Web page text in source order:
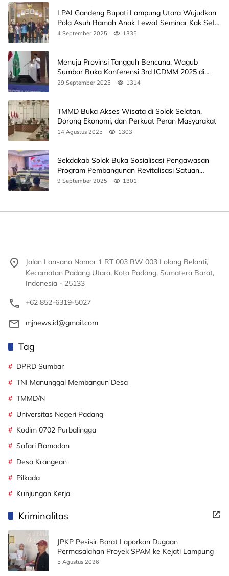
LPAI Gandeng Bupati Lampung Utara Wujudkan
Pola Asuh Ramah Anak Lewat Seminar Kak Seto,
Ini Jadwalnya
4 September 2025 1335
Menuju Provinsi Tangguh Bencana, Wagub
Sumbar Buka Konferensi 3rd ICDMM 2025 di
Unand
29 September 2025 1314
TMMD Buka Akses Wisata di Solok Selatan,
Dorong Ekonomi, dan Perkuat Peran Masyarakat
14 Agustus 2025 1303
Sekdakab Solok Buka Sosialisasi Pengawasan
Program Pembangunan Revitalisasi Satuan
Pendidikan
9 September 2025 1301
Jalan Lansano Nomor 1 RT 003 RW 003 Lolong Belanti,
Kecamatan Padang Utara, Kota Padang, Sumatera Barat,
Indonesia - 25133
+62 852-6319-5027
mjnews.id@gmail.com
Tag
DPRD Sumbar
TNI Manunggal Membangun Desa
TMMD/N
Universitas Negeri Padang
Kodim 0702 Purbalingga
Safari Ramadan
Desa Krangean
Pilkada
Kunjungan Kerja
Kriminalitas
JPKP Pesisir Barat Laporkan Dugaan
Permasalahan Proyek SPAM ke Kejati Lampung
5 Agustus 2026